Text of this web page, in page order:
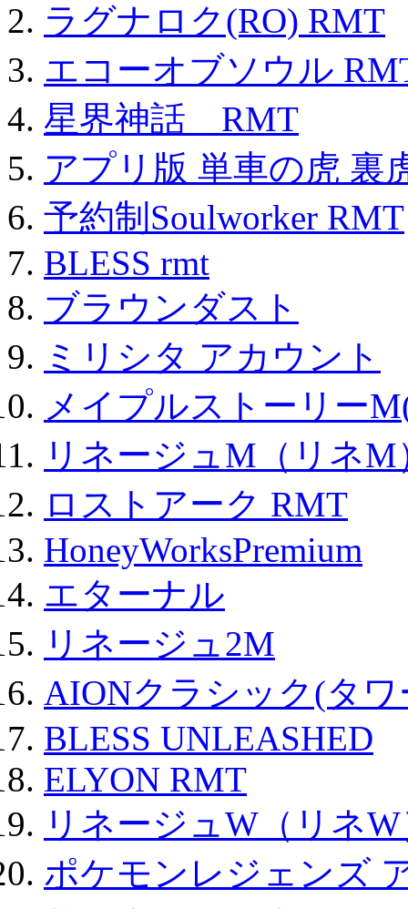
ラグナロク(RO) RMT
エコーオブソウル
星界神話 RMT
アプリ版 単車の虎 裏
予約制Soulworker RMT
BLESS rmt
ブラウンダスト
ミリシタ アカウント
メイプルストーリー
リネージュM（リネM
ロストアーク RMT
HoneyWorksPremium
エターナル
リネージュ2M
AIONクラシック(タ
BLESS UNLEASHED
ELYON RMT
リネージュW（リネ
ポケモンレジェンズ